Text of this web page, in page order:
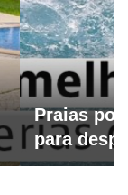
Praias
para